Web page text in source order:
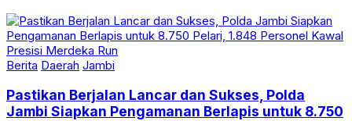
Berita Daerah Jambi
Pastikan Berjalan Lancar dan Sukses, Polda
Jambi Siapkan Pengamanan Berlapis untuk 8.750